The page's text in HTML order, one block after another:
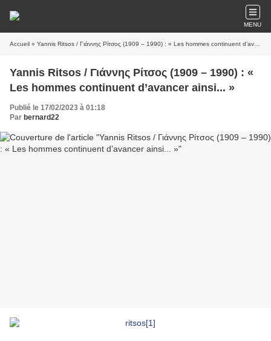
MENU
Accueil » Yannis Ritsos / Γιάννης Ρίτσος (1909 – 1990) : « Les hommes continuent d’avancer ainsi... »
Yannis Ritsos / Γιάννης Ρίτσος (1909 – 1990) : «
Les hommes continuent d’avancer ainsi... »
Publié le 17/02/2023 à 01:18
Par bernard22